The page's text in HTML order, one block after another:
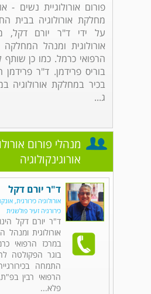
פורום אורולוגיית נשים -
מחלקת אורולוגיה בבית
על ידי ד"ר יורם דקל,
אורולוגית ומנהל המחלקה
הרפואי כרמל. כמו כן שותף
בוריס פרידמן. ד"ר פרידמן
בכיר במחלקת אורולוגיה
ג...
מנהלי פורום
אורוגינקולוגיה
ד"ר יורם דקל
אורולוגיה כירורגית,
כירורגיה זעיר פולשנית
ד"ר יורם דקל
אורולוגית ומנהל
במרכז הרפואי
בוגר הפקולטה
התמחה
הרפואי רבין
פלא...